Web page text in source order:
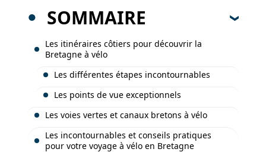
SOMMAIRE
Les itinéraires côtiers pour découvrir la
Bretagne à vélo
Les différentes étapes incontournables
Les points de vue exceptionnels
Les voies vertes et canaux bretons à vélo
Les incontournables et conseils pratiques
pour votre voyage à vélo en Bretagne